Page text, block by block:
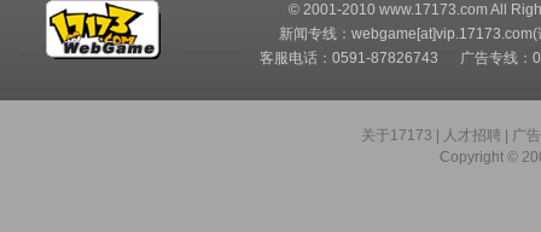
© 2001-2010 www.17173.com All
新闻专线：webgame[at]vip.17173.com(
客服电话：0591-87826743 广告专线
关于17173 人才招聘
广
Copyright ©